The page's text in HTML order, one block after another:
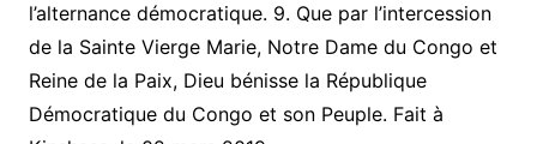
l’alternance démocratique. 9. Que par l’intercession
de la Sainte Vierge Marie, Notre Dame du Congo et
Reine de la Paix, Dieu bénisse la République
Démocratique du Congo et son Peuple. Fait à